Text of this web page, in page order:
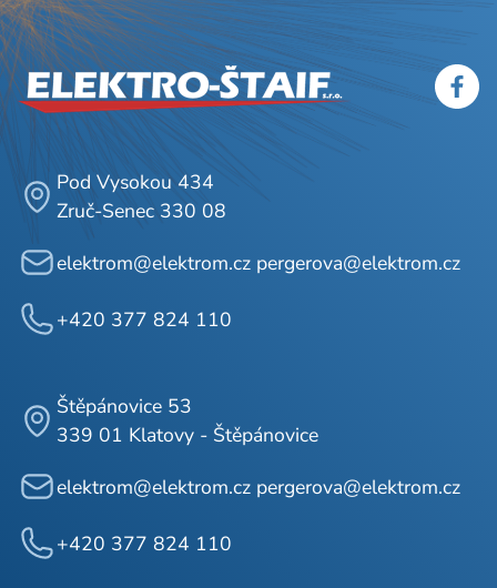
Pod Vysokou 434
Zruč-Senec 330 08
elektrom@elektrom.cz pergerova@elektrom.cz
+420 377 824 110
Štěpánovice 53
339 01 Klatovy - Štěpánovice
elektrom@elektrom.cz pergerova@elektrom.cz
+420 377 824 110